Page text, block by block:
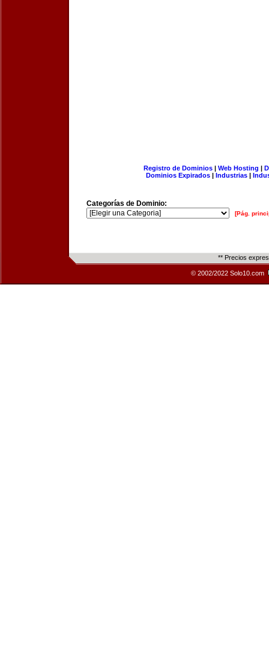
Registro de Dominios| Web Hosting |
Dominios Expirados | Industrias |
Categorías de Dominio:
[Pág.
** Precios
© 2002/2022 Solo10.com